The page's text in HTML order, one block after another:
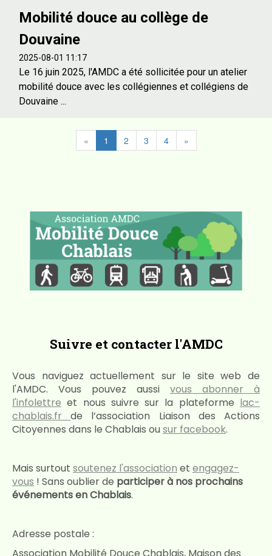
Mobilité douce au collège de
Douvaine
2025-08-01 11:17
Le 16 juin 2025, l'AMDC a été sollicitée pour un atelier
mobilité douce avec les collégiennes et collégiens de
Douvaine ...
« 1 2 3 4 »
Suivre et contacter l'AMDC
Vous naviguez actuellement sur le site web de
l'AMDC. Vous pouvez aussi vous abonner à
l'infolettre et nous suivre sur la plateforme lac-
chablais.frde l’association Liaison des Actions
Citoyennes dans le Chablais ousur facebook.
Mais surtout soutenez l'association et engagez-
vous ! Sans oublier de participer à nos prochains
événements en Chablais.
Adresse postale :